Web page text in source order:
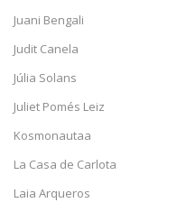
Juani Bengali
Judit Canela
Júlia Solans
Juliet Pomés Leiz
Kosmonautaa
La Casa de Carlota
Laia Arqueros